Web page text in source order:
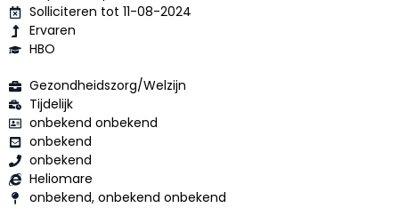
Solliciteren tot 11-08-2024
Ervaren
HBO
Gezondheidszorg/Welzijn
Tijdelijk
onbekend onbekend
onbekend
onbekend
Heliomare
onbekend, onbekend onbekend